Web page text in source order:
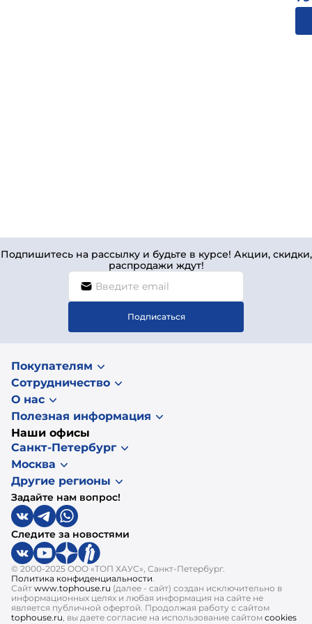
Подпишитесь на рассылку и будьте в курсе! Акции, скидки,
распродажи ждут!
Подписаться
Покупателям
Сотрудничество
О нас
Полезная информация
Наши офисы
Санкт-Петербург
Москва
Другие регионы
Задайте нам вопрос!
Следите за новостями
© 2000-2025 ООО «ТОП ХАУС», Санкт-Петербург.
Политика конфиденциальности
Сайт www.tophouse.ru (далее - сайт) создан исключительно в
информационных целях и любая информация на сайте не
является публичной офертой. Продолжая работу с сайтом
tophouse.ru , вы даете согласие на использование сайтом cookies